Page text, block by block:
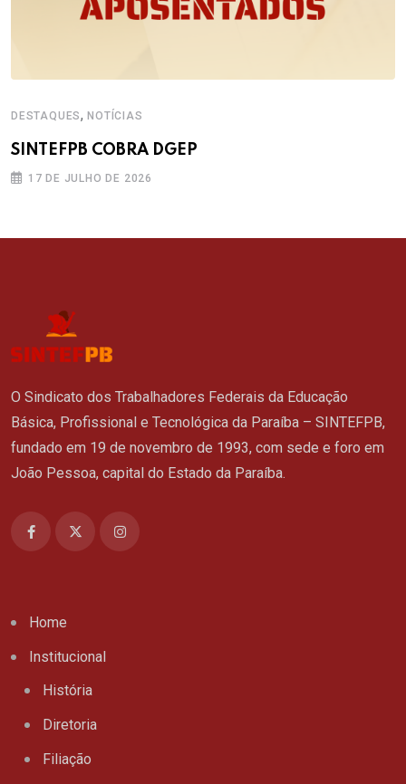
DESTAQUES,NOTÍCIAS
SINTEFPB COBRA DGEP
17 DE JULHO DE 2026
O Sindicato dos Trabalhadores Federais da Educação
Básica, Profissional e Tecnológica da Paraíba – SINTEFPB,
fundado em 19 de novembro de 1993, com sede e foro em
João Pessoa, capital do Estado da Paraíba.
Home
Institucional
História
Diretoria
Filiação